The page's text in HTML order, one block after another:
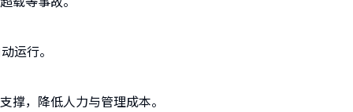
运行。
，降低人力与管理成本。